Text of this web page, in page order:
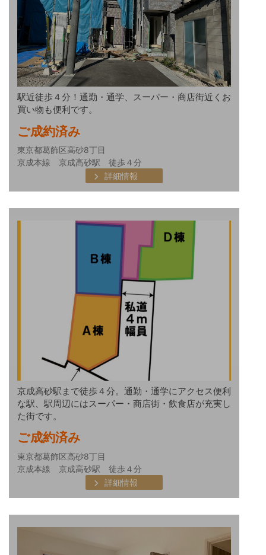
駅近徒歩４分！通勤・通学、スーパー・商店街近くお
買い物も便利です。
ご成約済み
東京都葛飾区高砂8丁目
京成本線 京成高砂駅 徒歩４分
詳細情報
京成高砂駅まで徒歩４分。通勤・通学にアクセス便利
な駅、駅周辺にはスーパー・商店街・飲食店が充実し
た街です。
ご成約済み
東京都葛飾区高砂8丁目
京成本線 京成高砂駅 徒歩４分
詳細情報